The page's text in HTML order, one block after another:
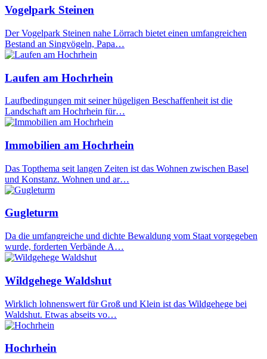
Vogelpark Steinen
Der Vogelpark Steinen nahe Lörrach bietet einen umfangreichen
Bestand an Singvögeln, Papa…
Laufen am Hochrhein
Laufbedingungen mit seiner hügeligen Beschaffenheit ist die
Landschaft am Hochrhein für…
Immobilien am Hochrhein
Das Topthema seit langen Zeiten ist das Wohnen zwischen Basel
und Konstanz. Wohnen und ar…
Gugleturm
Da die umfangreiche und dichte Bewaldung vom Staat vorgegeben
wurde, forderten Verbände A…
Wildgehege Waldshut
Wirklich lohnenswert für Groß und Klein ist das Wildgehege bei
Waldshut. Etwas abseits vo…
Hochrhein